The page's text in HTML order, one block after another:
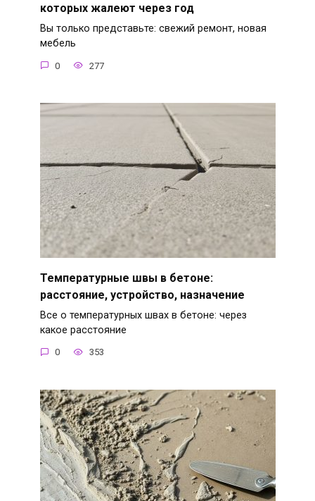
которых жалеют через год
Вы только представьте: свежий ремонт, новая
мебель
0 277
Температурные швы в бетоне:
расстояние, устройство, назначение
Все о температурных швах в бетоне: через
какое расстояние
0 353